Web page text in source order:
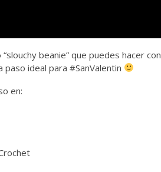
beanie” que puedes hacer con
ideal para #SanValentin
en: